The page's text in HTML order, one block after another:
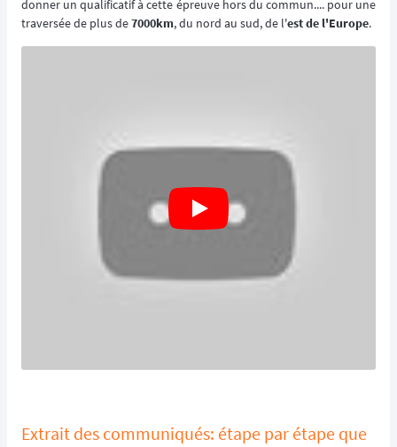
donner un qualificatif à cette épreuve hors du commun.... pour une
traversée de plus de7000km, du nord au sud, de l'est de l'Europe.
Extrait des communiqués: étape par étape que